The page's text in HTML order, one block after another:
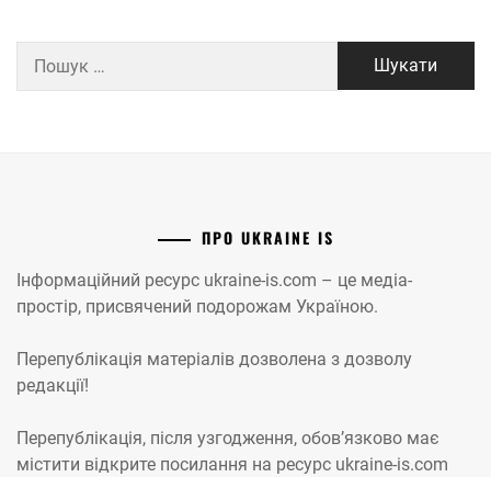
ПРО UKRAINE IS
Інформаційний ресурс ukraine-is.com – це медіа-
простір, присвячений подорожам Україною.
Перепублікація матеріалів дозволена з дозволу
редакції!
Перепублікація, після узгодження, обов’язково має
містити відкрите посилання на ресурс ukraine-is.com